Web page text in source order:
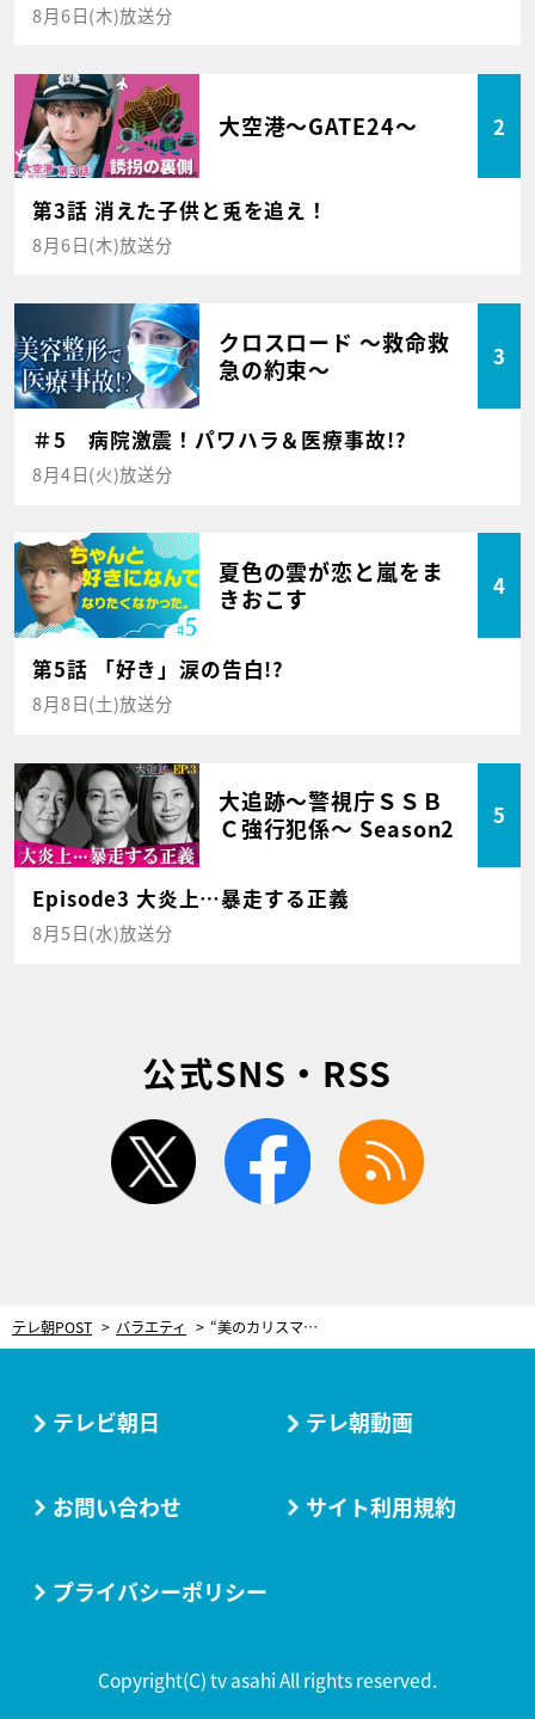
8月6日(木)放送分
大空港～GATE24～ 2
第3話 消えた子供と兎を追え！
8月6日(木)放送分
クロスロード ～救命救
急の約束～
3
＃5 病院激震！パワハラ＆医療事故!?
8月4日(火)放送分
夏色の雲が恋と嵐をま
きおこす
4
第5話 「好き」涙の告白!?
8月8日(土)放送分
大追跡～警視庁ＳＳＢ
Ｃ強行犯係～ Season2
5
Episode3 大炎上…暴走する正義
8月5日(水)放送分
公式SNS・RSS
twitter facebook
テレ朝POST バラエティ “美のカリスマ”の大豪邸にテレビ初潜入！ゆかりのある小泉孝太郎も驚嘆「美的センスの塊」
テレビ朝日 テレ朝動画
お問い合わせ サイト利用規約
プライバシーポリシー
Copyright(C) tv asahi All rights reserved.